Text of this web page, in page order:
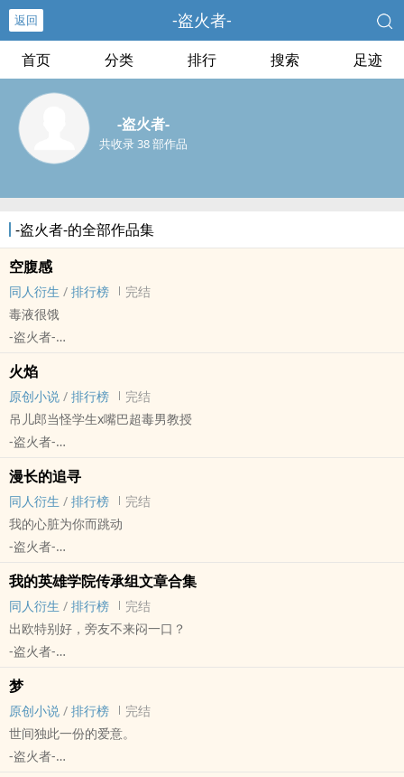
返回 -盗火者-
首页 分类 排行 搜索 足迹
-盗火者-
共收录 38 部作品
-盗火者-的全部作品集
空腹感
同人衍生 / 排行榜
完结
毒液很饿
-盗火者-
其他性向 - 影视同人
火焰
原创小说 / 排行榜
完结
吊儿郎当怪学生x嘴巴超毒男教授
-盗火者-
第一人称 - 主攻视角 - HE - ‌‌‍高‎H‎‌
魔法世界
背景是魔法设定。
魔法师有两种：近战魔法师和远程魔法师。
近战魔法师要比远程魔法师更牛逼。
有许多的亚人种族，目前只出现主角这一种。
漫长的追寻
同人衍生 / 排行榜
完结
我的心脏为你而跳动
-盗火者-
灵能[灵能百分百] - 茂灵[影山茂夫/灵幻新隆] 同人衍生 - 动漫同人
BL - 短篇 - 完结
我的英雄学院传承组文章合集
同人衍生 / 排行榜
完结
出欧特别好，旁友不来闷一口？
-盗火者-
完结 - BL - 动漫同人 - 中篇
阅读注意：
陆续会把LOFTER上发过和微博上发过的出欧文搬过来做备份。
R18会单另开一个合集堆。
梦
原创小说 / 排行榜
完结
世间独此一份的爱意。
-盗火者-